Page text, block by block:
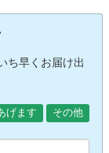
ち早くお届け出
げます その他